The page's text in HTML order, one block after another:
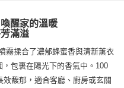
費
醒家的溫暖
滿溢
霧揉合了濃郁蜂蜜香與清新薰衣
包裹在陽光下的香氣中。100
馥郁，適合客廳、廚房或玄關